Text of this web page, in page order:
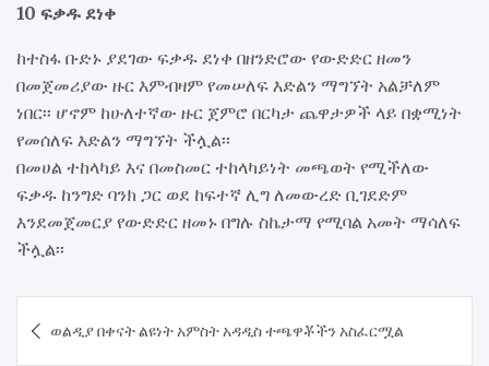
10 ፍቃዱ ደነቀ
ከተስፋ ቡድኑ ያደገው ፍቃዱ ደነቀ በዘንድሮው የውድድር ዘመን
በመጀመሪያው ዙር እምብዛም የመሠለፍ እድልን ማግኘት አልቻለም
ነበር፡፡ ሆኖም ከሁለተኛው ዙር ጀምሮ በርካታ ጨዋታዎች ላይ በቋሚነት
የመሰለፍ እድልን ማግኘት ችሏል፡፡
በመሀል ተከላካይ እና በመስመር ተከላካይነት መጫወት የሚችለው
ፍቃዱ ከንግድ ባንክ ጋር ወደ ከፍተኛ ሊግ ለመውረድ ቢገደድም
እንደመጀመርያ የውድድር ዘመኑ በግሉ ስኬታማ የሚባል አመት ማሳለፍ
ችሏል፡፡
navigation
ወልዲያ በቀናት ልዩነት አምስት አዳዲስ ተጫዋቾችን አስፈርሟል